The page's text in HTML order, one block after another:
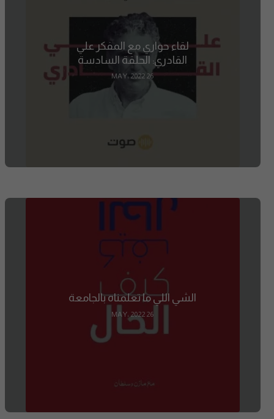
لقاء حواري مع المفكر علي
القادري: الحلقة السادسة
26 MAY، 2022
الشي اللي ما تعلمناه بالجامعة
26 MAY، 2022